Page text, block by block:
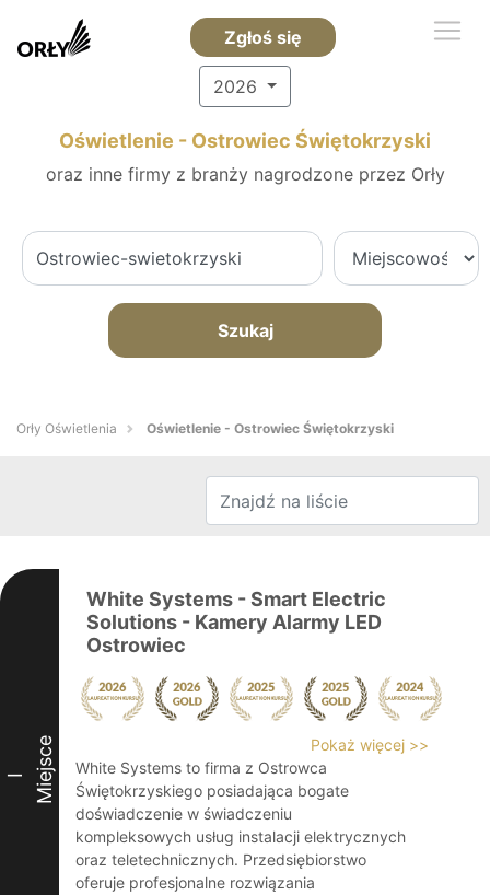
Zgłoś się
2026
Oświetlenie - Ostrowiec Świętokrzyski
oraz inne firmy z branży nagrodzone przez Orły
Szukaj
Orły Oświetlenia Oświetlenie - Ostrowiec Świętokrzyski
I Miejsce
White Systems - Smart Electric
Solutions - Kamery Alarmy LED
Ostrowiec
Pokaż więcej >>
White Systems to firma z Ostrowca
Świętokrzyskiego posiadająca bogate
doświadczenie w świadczeniu
kompleksowych usług instalacji elektrycznych
oraz teletechnicznych. Przedsiębiorstwo
oferuje profesjonalne rozwiązania